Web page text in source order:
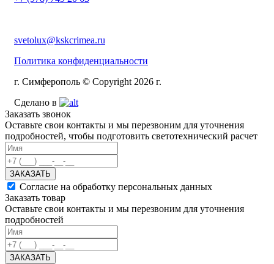
svetolux@kskcrimea.ru
Политика конфиденциальности
г. Симферополь © Copyright 2026 г.
Сделано в
Заказать звонок
Оставьте свои контакты и мы перезвоним для уточнения
подробностей, чтобы подготовить светотехнический расчет
ЗАКАЗАТЬ
Согласие на обработку персональных данных
Заказать товар
Оставьте свои контакты и мы перезвоним для уточнения
подробностей
ЗАКАЗАТЬ